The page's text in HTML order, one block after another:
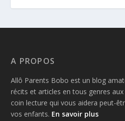
A PROPOS
Allô Parents Bobo est un blog
récits et articles en tous genres
coin lecture qui vous aidera peut-
vos enfants. En savoir plus